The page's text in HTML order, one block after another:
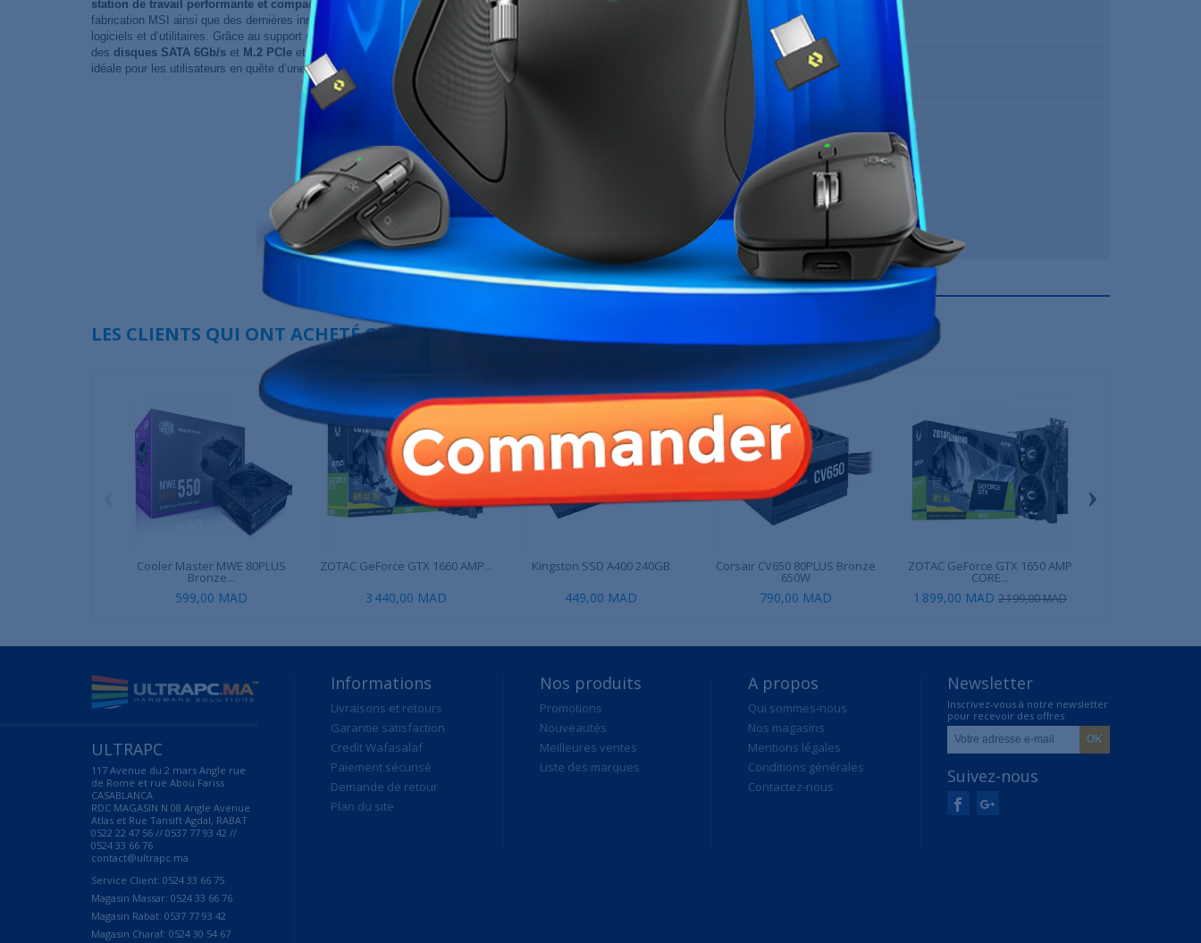
station de travail performante et compacte
à moindre coût. Elle bénéficie de la qualité de
fabrication MSI ainsi que des dernières innovations technologiques de la marque en matière de
logiciels et d’utilitaires. Grâce au support des cartes graphiques
PCI-Express 3.0 16x
des disques SATA 6Gb/s et M.2 PCIe et de la mémoire vive DDR4
, cette carte mère sera
idéale pour les utilisateurs en quête d’une machine polyvalente, efficace et peu onéreuse.
Nombre de slots RAM
Port(s) PCI-Express 16x
1
Compatible NVIDIA SLI
Compatible AMD Crossfire
Non
Micro ATX
Non
MSI
12 Mois
Références spécifiques
LES CLIENTS QUI ONT ACHETÉ CE PRODUIT ONT ÉGALEMENT ACHETÉ :
Cooler Master MWE 80PLUS
Bronze...
599,00 MAD
ZOTAC GeForce GTX 1660 AMP...
3 440,00 MAD
Kingston SSD A400 240GB
449,00 MAD
Corsair CV650 80PLUS Bronze
650W
790,00 MAD
ZOTAC GeForce GTX 1650 AMP
CORE...
1 899,00 MAD 2 199,00 MAD
›
ULTRAPC
117 Avenue du 2 mars Angle rue
de Rome et rue Abou Fariss
CASABLANCA
RDC MAGASIN N 08 Angle Avenue
Atlas et Rue Tansift Agdal, RABAT
0522 22 47 56 // 0537 77 93 42 //
0524 33 66 76
contact@ultrapc.ma
Service Client: 0524 33 66 75
Magasin Massar: 0524 33 66 76
Magasin Rabat: 0537 77 93 42
Magasin Charaf: 0524 30 54 67
Informations
Livraisons et retours
Garantie satisfaction
Credit Wafasalaf
Paiement sécurisé
Demande de retour
Plan du site
Nos produits
Promotions
Nouveautés
Meilleures ventes
Liste des marques
A propos
Qui sommes-nous
Nos magasins
Mentions légales
Conditions générales
Contactez-nous
Newsletter
Inscrivez-vous à notre newsletter
pour recevoir des offres
exclusives
Suivez-nous